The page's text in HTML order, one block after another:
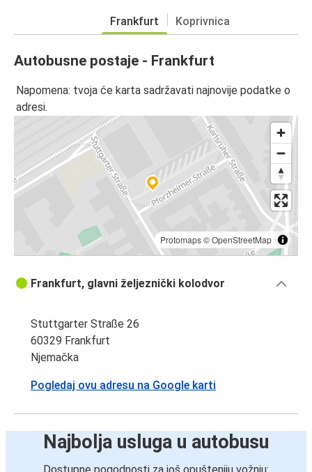
Frankfurt Koprivnica
Autobusne postaje - Frankfurt
Napomena: tvoja će karta sadržavati najnovije podatke o
adresi.
Protomaps©OpenStreetMap
Frankfurt, glavni željeznički kolodvor
Stuttgarter Straße 26
60329 Frankfurt
Njemačka
Pogledaj ovu adresu na Google karti
Najbolja usluga u autobusu